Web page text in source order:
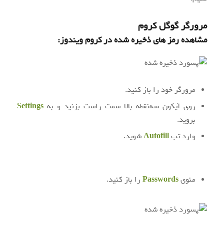
مرورگرگوگل کروم
مشاهدهرمز های ذخیره‌ شده در کرومویندوز:
مرورگر خود را باز کنید.
روی آیکون سه‌نقطه بالا سمت راست بزنید و بهSettings
بروید.
وارد تبAutofillشوید.
منویPasswordsرا باز کنید.